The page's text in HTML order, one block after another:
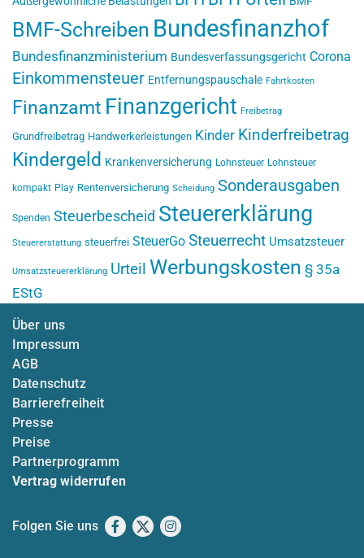
BMF-Schreiben Bundesfinanzhof
Bundesfinanzministerium Bundesverfassungsgericht Corona
Einkommensteuer Entfernungspauschale Fahrtkosten
Finanzamt Finanzgericht Freibetrag
Grundfreibetrag Handwerkerleistungen Kinder Kinderfreibetrag
Kindergeld Krankenversicherung Lohnsteuer Lohnsteuer
kompakt Play Rentenversicherung Scheidung Sonderausgaben
Spenden Steuerbescheid Steuererklärung
Steuererstattung steuerfrei SteuerGo Steuerrecht Umsatzsteuer
Umsatzsteuererklärung Urteil Werbungskosten § 35a
EStG
Über uns
Impressum
AGB
Datenschutz
Barrierefreiheit
Presse
Preise
Partnerprogramm
Vertrag widerrufen
Folgen Sie uns Facebook
X Instagram